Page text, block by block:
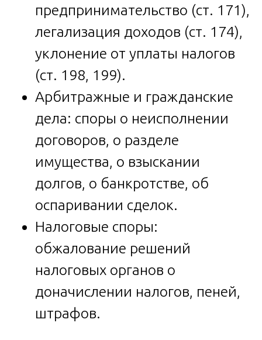
предпринимательство (ст. 171),
легализация доходов (ст. 174),
уклонение от уплаты налогов
(ст. 198, 199).
Арбитражные и гражданские
дела: споры о неисполнении
договоров, о разделе
имущества, о взыскании
долгов, о банкротстве, об
оспаривании сделок.
Налоговые споры:
обжалование решений
налоговых органов о
доначислении налогов, пеней,
штрафов.